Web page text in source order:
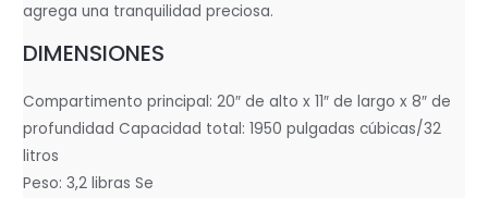
agrega una tranquilidad preciosa.
DIMENSIONES
Compartimento principal: 20″ de alto x 11″ de largo x 8″ de
profundidad Capacidad total: 1950 pulgadas cúbicas/32
litros
Peso: 3,2 libras Se